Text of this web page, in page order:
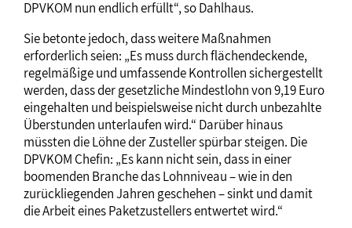
DPVKOM nun endlich erfüllt“, so Dahlhaus.
Sie betonte jedoch, dass weitere Maßnahmen
erforderlich seien: „Es muss durch flächendeckende,
regelmäßige und umfassende Kontrollen sichergestellt
werden, dass der gesetzliche Mindestlohn von 9,19 Euro
eingehalten und beispielsweise nicht durch unbezahlte
Überstunden unterlaufen wird.“ Darüber hinaus
müssten die Löhne der Zusteller spürbar steigen. Die
DPVKOM Chefin: „Es kann nicht sein, dass in einer
boomenden Branche das Lohnniveau – wie in den
zurückliegenden Jahren geschehen – sinkt und damit
die Arbeit eines Paketzustellers entwertet wird.“